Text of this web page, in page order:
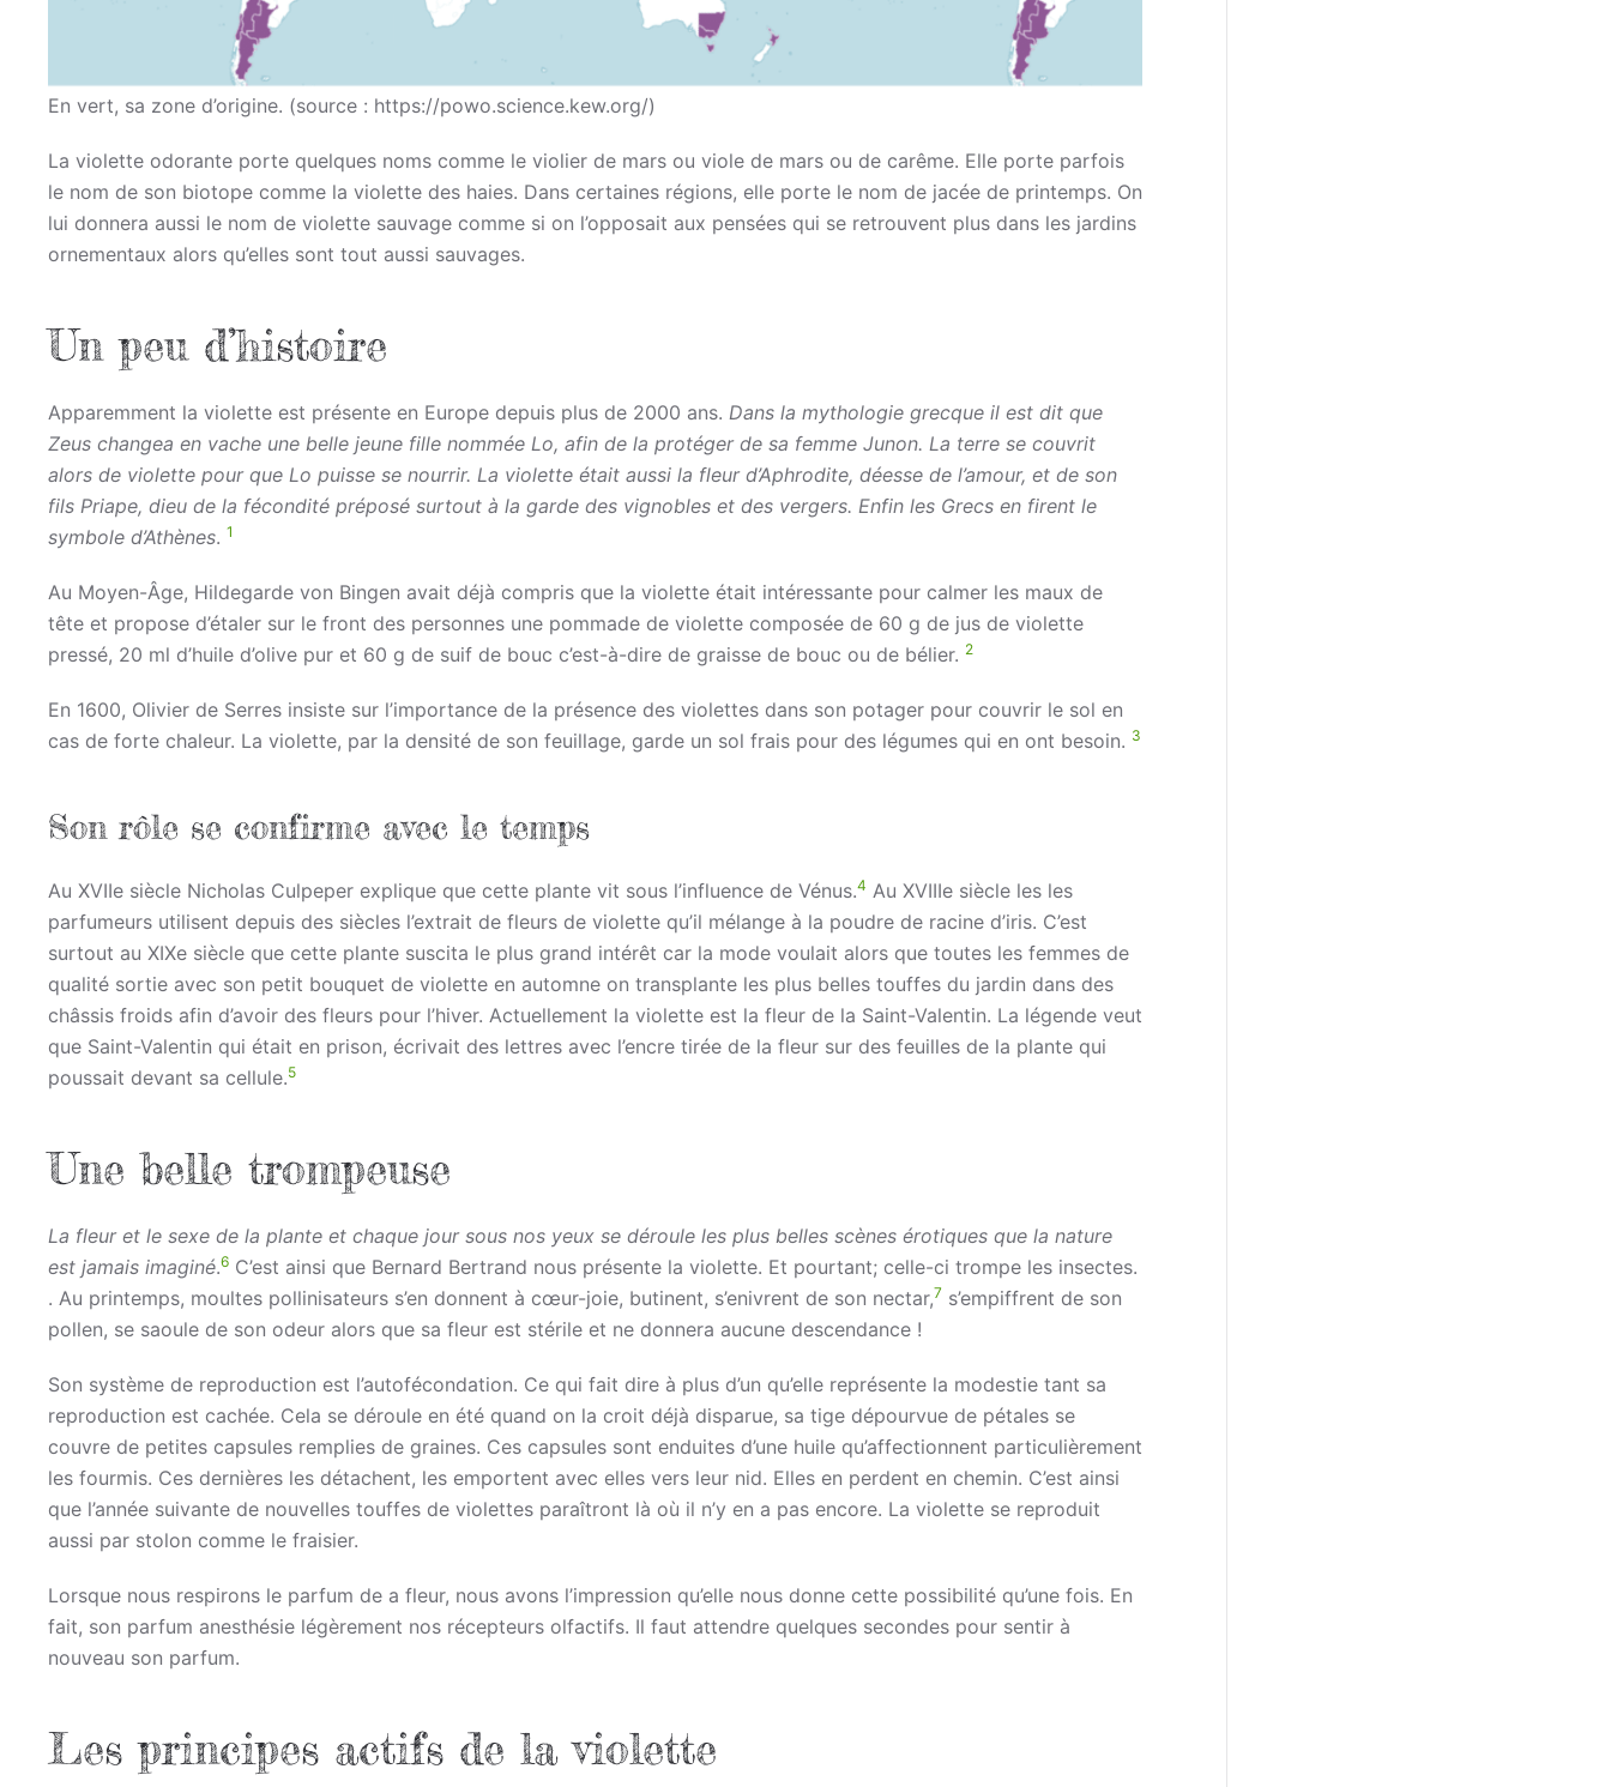
En vert, sa zone d’origine. (source : https://powo.science.kew.org/)
La violette odorante porte quelques noms comme le violier de mars ou viole de mars ou de carême. Elle porte parfois
le nom de son biotope comme la violette des haies. Dans certaines régions, elle porte le nom de jacée de printemps. On
lui donnera aussi le nom de violette sauvage comme si on l’opposait aux pensées qui se retrouvent plus dans les jardins
ornementaux alors qu’elles sont tout aussi sauvages.
Un peu d’histoire
Apparemment la violette est présente en Europe depuis plus de 2000 ans. Dans la mythologie grecque il est dit que
Zeus changea en vache une belle jeune fille nommée Lo, afin de la protéger de sa femme Junon. La terre se couvrit
alors de violette pour que Lo puisse se nourrir. La violette était aussi la fleur d’Aphrodite, déesse de l’amour, et de son
fils Priape, dieu de la fécondité préposé surtout à la garde des vignobles et des vergers. Enfin les Grecs en firent le
symbole d’Athènes. 1
Au Moyen-Âge, Hildegarde von Bingen avait déjà compris que la violette était intéressante pour calmer les maux de
tête et propose d’étaler sur le front des personnes une pommade de violette composée de 60 g de jus de violette
pressé, 20 ml d’huile d’olive pur et 60 g de suif de bouc c’est-à-dire de graisse de bouc ou de bélier. 2
En 1600, Olivier de Serres insiste sur l’importance de la présence des violettes dans son potager pour couvrir le sol en
cas de forte chaleur. La violette, par la densité de son feuillage, garde un sol frais pour des légumes qui en ont besoin. 3
Son rôle se confirme avec le temps
Au XVIIe siècle Nicholas Culpeper explique que cette plante vit sous l’influence de Vénus.4 Au XVIIIe siècle les les
parfumeurs utilisent depuis des siècles l’extrait de fleurs de violette qu’il mélange à la poudre de racine d’iris. C’est
surtout au XIXe siècle que cette plante suscita le plus grand intérêt car la mode voulait alors que toutes les femmes de
qualité sortie avec son petit bouquet de violette en automne on transplante les plus belles touffes du jardin dans des
châssis froids afin d’avoir des fleurs pour l’hiver. Actuellement la violette est la fleur de la Saint-Valentin. La légende veut
que Saint-Valentin qui était en prison, écrivait des lettres avec l’encre tirée de la fleur sur des feuilles de la plante qui
poussait devant sa cellule.5
Une belle trompeuse
La fleur et le sexe de la plante et chaque jour sous nos yeux se déroule les plus belles scènes érotiques que la nature
est jamais imaginé.6 C’est ainsi que Bernard Bertrand nous présente la violette. Et pourtant; celle-ci trompe les insectes.
. Au printemps, moultes pollinisateurs s’en donnent à cœur-joie, butinent, s’enivrent de son nectar,7 s’empiffrent de son
pollen, se saoule de son odeur alors que sa fleur est stérile et ne donnera aucune descendance !
Son système de reproduction est l’autofécondation. Ce qui fait dire à plus d’un qu’elle représente la modestie tant sa
reproduction est cachée. Cela se déroule en été quand on la croit déjà disparue, sa tige dépourvue de pétales se
couvre de petites capsules remplies de graines. Ces capsules sont enduites d’une huile qu’affectionnent particulièrement
les fourmis. Ces dernières les détachent, les emportent avec elles vers leur nid. Elles en perdent en chemin. C’est ainsi
que l’année suivante de nouvelles touffes de violettes paraîtront là où il n’y en a pas encore. La violette se reproduit
aussi par stolon comme le fraisier.
Lorsque nous respirons le parfum de a fleur, nous avons l’impression qu’elle nous donne cette possibilité qu’une fois. En
fait, son parfum anesthésie légèrement nos récepteurs olfactifs. Il faut attendre quelques secondes pour sentir à
nouveau son parfum.
Les principes actifs de la violette